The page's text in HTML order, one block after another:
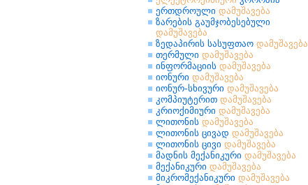
ერთდროული დამუშავება
ზარების გაუმჯობესებული
დამუშავება
ზედაპირის სასუფთაო დამუშავება
თერმული დამუშავება
ინფორმაციის დამუშავება
იონური დამუშავება
იონურ-სხივური დამუშავება
კომპიუტერით დამუშავება
კრიოქიმიური დამუშავება
ლითონის დამუშავება
ლითონის ცივად დამუშავება
ლითონის ცივი დამუშავება
მადნის მექანიკური დამუშავება
მექანიკური დამუშავება
მიკრომექანიკური დამუშავება